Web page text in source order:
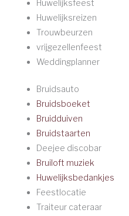
Huwelijksfeest
Huwelijksreizen
Trouwbeurzen
vrijgezellenfeest
Weddingplanner
Bruidsauto
Bruidsboeket
Bruidduiven
Bruidstaarten
Deejee discobar
Bruiloft muziek
Huwelijksbedankjes
Feestlocatie
Traiteur cateraar